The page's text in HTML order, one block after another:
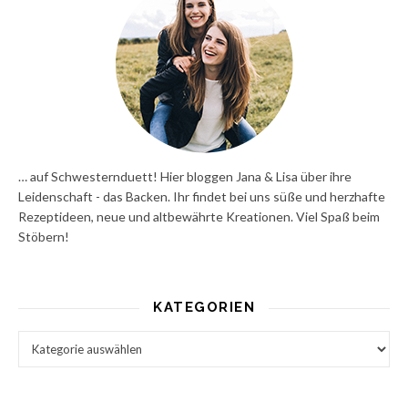
… auf Schwesternduett! Hier bloggen Jana & Lisa über ihre
Leidenschaft - das Backen. Ihr findet bei uns süße und herzhafte
Rezeptideen, neue und altbewährte Kreationen. Viel Spaß beim
Stöbern!
KATEGORIEN